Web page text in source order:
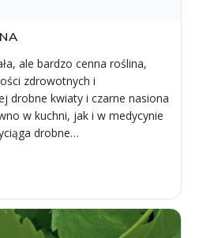
ale bardzo cenna roślina,
zdrowotnych i
drobne kwiaty i czarne nasiona
w kuchni, jak i w medycynie
drobne…